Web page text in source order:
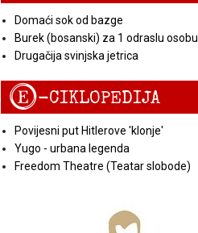
Domaći sok od bazge
Burek (bosanski) za 1 odraslu osobu
Drugačija svinjska jetrica
E-CIKLOPEDIJA
Povijesni put Hitlerove 'klonje'
Yugo - urbana legenda
Freedom Theatre (Teatar slobode)